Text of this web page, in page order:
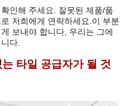
인해 주세요. 잘못된 제품/품
저희에게 연락하세요.이 부분
보내야 합니다, 우리는 그에
다.
타일 공급자가 될 것